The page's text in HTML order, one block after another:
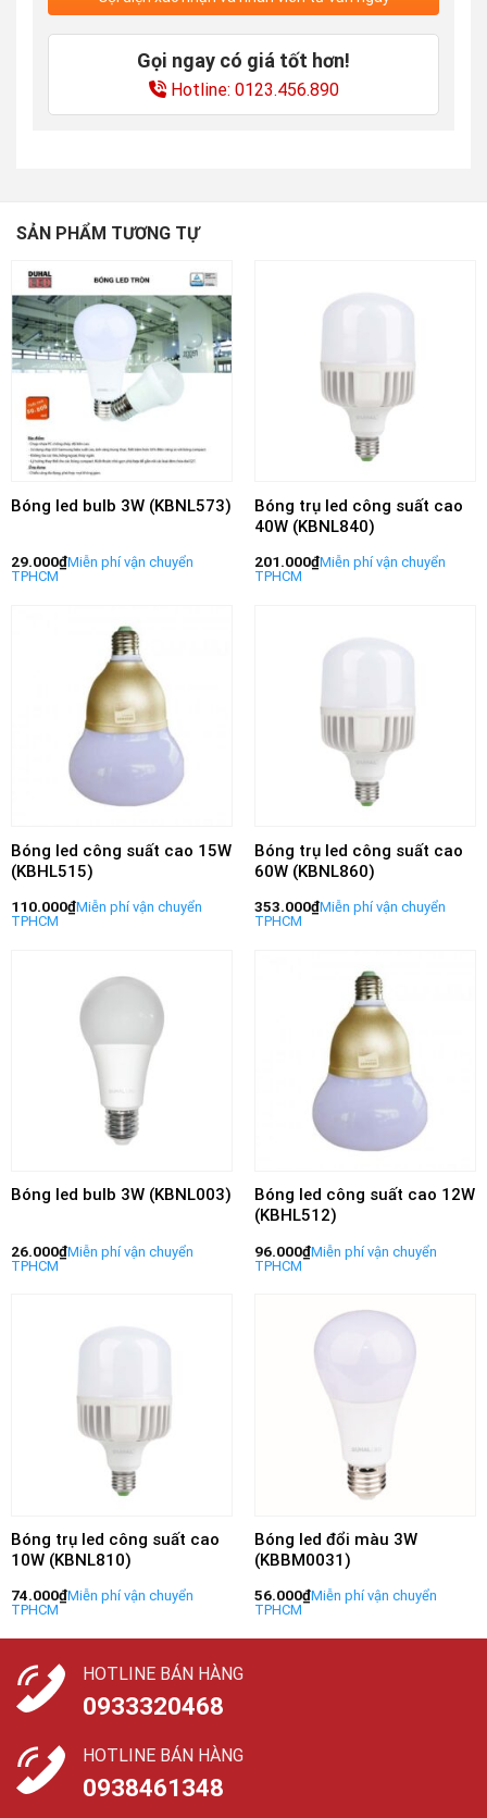
Gọi ngay có giá tốt hơn!
Hotline: 0123.456.890
SẢN PHẨM TƯƠNG TỰ
Bóng led bulb 3W (KBNL573)
29.000₫
Bóng trụ led công suất cao
40W (KBNL840)
201.000₫
Bóng led công suất cao 15W
(KBHL515)
110.000₫
Bóng trụ led công suất cao
60W (KBNL860)
353.000₫
Bóng led bulb 3W (KBNL003)
26.000₫
Bóng led công suất cao 12W
(KBHL512)
96.000₫
Bóng trụ led công suất cao
10W (KBNL810)
74.000₫
Bóng led đổi màu 3W
(KBBM0031)
56.000₫
HOTLINE BÁN HÀNG
0933320468
HOTLINE BÁN HÀNG
0938461348